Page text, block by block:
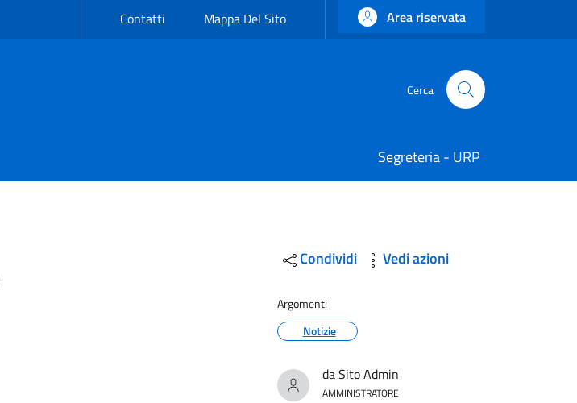
Contatti Mappa Del Sito Area riservata
Cerca
Cerca
Segreteria - URP
Condividi Vedi azioni
Argomenti
Notizie
da Sito Admin
AMMINISTRATORE